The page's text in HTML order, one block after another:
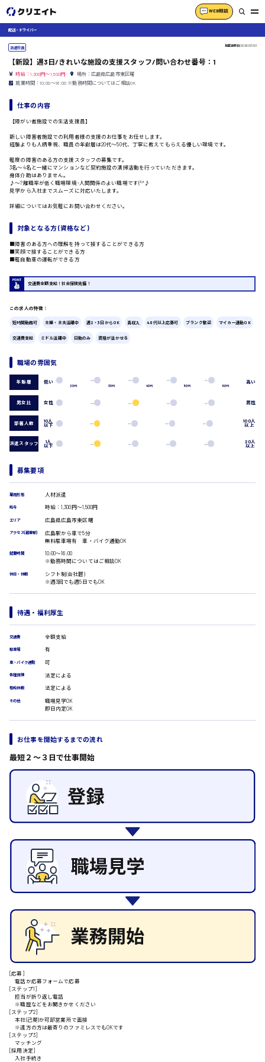
WEB相談
製造・軽作業・物流系
組立、加工
軽作業
介護・医療系
医師
介護職
看護助手
看護師
オフィスワーク系
貿易事務
コールセンターオペレーター
医療事務
IT・クリエイティブ系
DTPオペレーター
校正・編集
システムエンジニア
プログラマー
カスタマーエンジニア
販売・サービス・フード系
経営企画
調理
営業
ラウンダー営業
ルート営業
その他の専門職
施設管理・整備
清掃
配送・ドライバー
広島市中区
広島市南区
広島市西区
広島市佐伯区
広島市安佐南区
広島市安佐北区
広島市安芸区
廿日市市
呉市
東広島市
安芸太田町
安芸郡
山口県
時給1200円～
時給1300円～
時給1500円以上
時給制すべて
日給8000円～
日給9000円～
日給10000円以上
配送・ドライバー
派遣社員 掲載更新日2026/07/01
【新設】週3日/きれいな施設の支援スタッフ/問い合わせ番号：1
時給：1,300円～1,500円
場所：広島県広島市東区曙
就業時間：10:00〜16:00 ※勤務時間についてはご相談OK
仕事の内容
【障がい者施設での生活支援員】
新しい障害者施設での利用者様の支援のお仕事をお任せします。
経験よりも人柄重視、職員の年齢層は20代〜50代、丁寧に教えてもらえる優しい環境です。
軽度の障害のある方の支援スタッフの募集です。
3名〜4名と一緒にマンションなど契約施設の清掃活動を行っていただきます。
身体介助はありません。
♪〜?離職率が低く職場環境･人間関係のよい職場です(^^♪
見学から入社までスムーズに対応いたします。
詳細についてはお気軽にお問い合わせください。
対象となる方 (資格など)
■障害のある方への理解を持って接することができる方
■笑顔で接することができる方
■軽自動車の運転ができる方
交通費全額支給！社会保険完備！
この求人の特徴：
短時間勤務可 主婦・主夫活躍中 週2・3日からOK 高収入 40代以上応募可 ブランク歓迎 マイカー通勤OK
交通費支給 ミドル活躍中 日勤のみ 資格が活かせる
職場の雰囲気
年齢層 低い
20代 30代 40代 50代 60代
高い
男女比 女性 男性
部署人数 10人
以下
100人
以上
派遣スタッフ 1人
以下
20人
以上
募集要項
雇用形態 人材派遣
給与 時給：1,300円～1,500円
エリア 広島県広島市東区曙
アクセス(最寄駅)
広島駅から車で5分
無料駐車場有 車・バイク通勤OK
就業時間
10:00〜16:00
※勤務時間についてはご相談OK
休日・休暇
シフト制(会社暦)
※週3回でも週5日でもOK
待遇・福利厚生
交通費 全額支給
駐車場 有
車・バイク通勤 可
各種保険 法定による
有給休暇 法定による
その他
職場見学OK
即日内定OK
お仕事を開始するまでの流れ
最短２〜３日で仕事開始
[応募]
電話か応募フォームで応募
[ステップ1]
担当が折り返し電話
※職歴などをお聞きかせください
[ステップ2]
本社(己斐)か可部営業所で面接
※遠方の方は最寄りのファミレスでもOKです
[ステップ3]
マッチング
[採用決定]
入社手続き